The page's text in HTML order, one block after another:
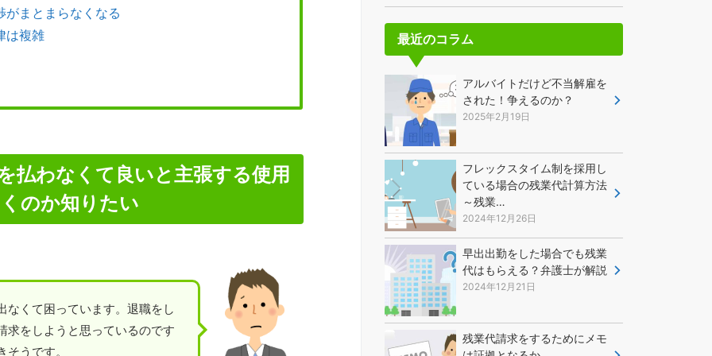
がまとまらなくなる
は複雑
払わなくて良いと主張する使用
のか知りたい
なくて困っています。退職をし
求をしようと思っているのです
うです。
最近のコラム
アルバイトだけど不当解雇を
された！争えるのか？
2025年2月19日
フレックスタイム制を採用し
ている場合の残業代計算方法
～残業…
2024年12月26日
早出出勤をした場合でも残業
代はもらえる？弁護士が解説
2024年12月21日
残業代請求をするためにメモ